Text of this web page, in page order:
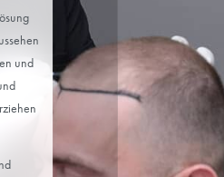
VS. USA
und wirksamen Lösung
jugendliches Aussehen